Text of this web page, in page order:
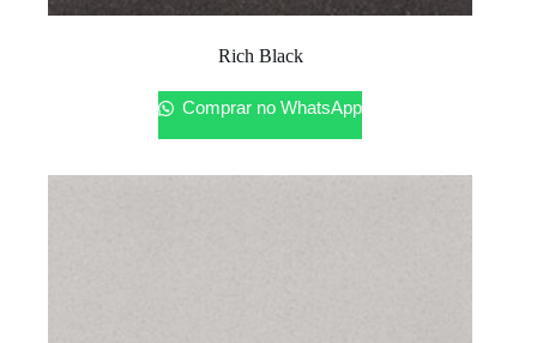
Rich Black
Comprar no WhatsApp